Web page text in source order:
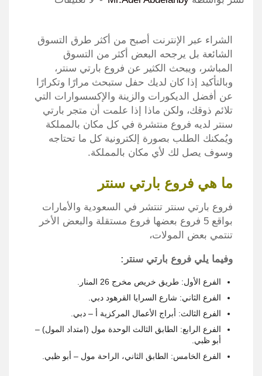
الشراء عبر الإنترنت أصبح من أكثر طرق التسوق
الشائعة بل يرجحه البعض أكثر من التسوق
المباشر، ويبحث الكثير عن فروع بارتي سنتر،
وبالتأكيد إذا كان لديك حفل ستبحث مرارًا وتكرارًا
عن أفضل الديكورات والزينة والإكسسوارات التي
تلائم ذوقك، ولكن ماذا إذا علمت أن متجر بارتي
سنتر لديه فروع منتشرة في كل مكان بالمملكة
ويُمكنك الطلب بصورة إلكترونية كل ما تحتاجه
وسوف يصل لك لأي مكان بالمملكة.
ما هي فروع بارتي سنتر
فروع بارتي سنتر تنتشر في السعودية والأمارات
بواقع 5 فروع بعضها فروع مستقلة والبعض الأخر
تنتمي بعض المولات،
وفيما يلي فروع بارتي سنتر:
الفرع الأول: طريق خريص مخرج 26 المنار.
الفرع الثاني: شارع السرايا القرهود دبي.
الفرع الثالث: أبراج الأعمال المركزية أ – دبي.
الفرع الرابع: الطابق الثالث الوحدة مول (امتداد المول) –
أبو ظبي.
الفرع الخامس: الطابق الثاني، الراحة مول – أبو ظبي.